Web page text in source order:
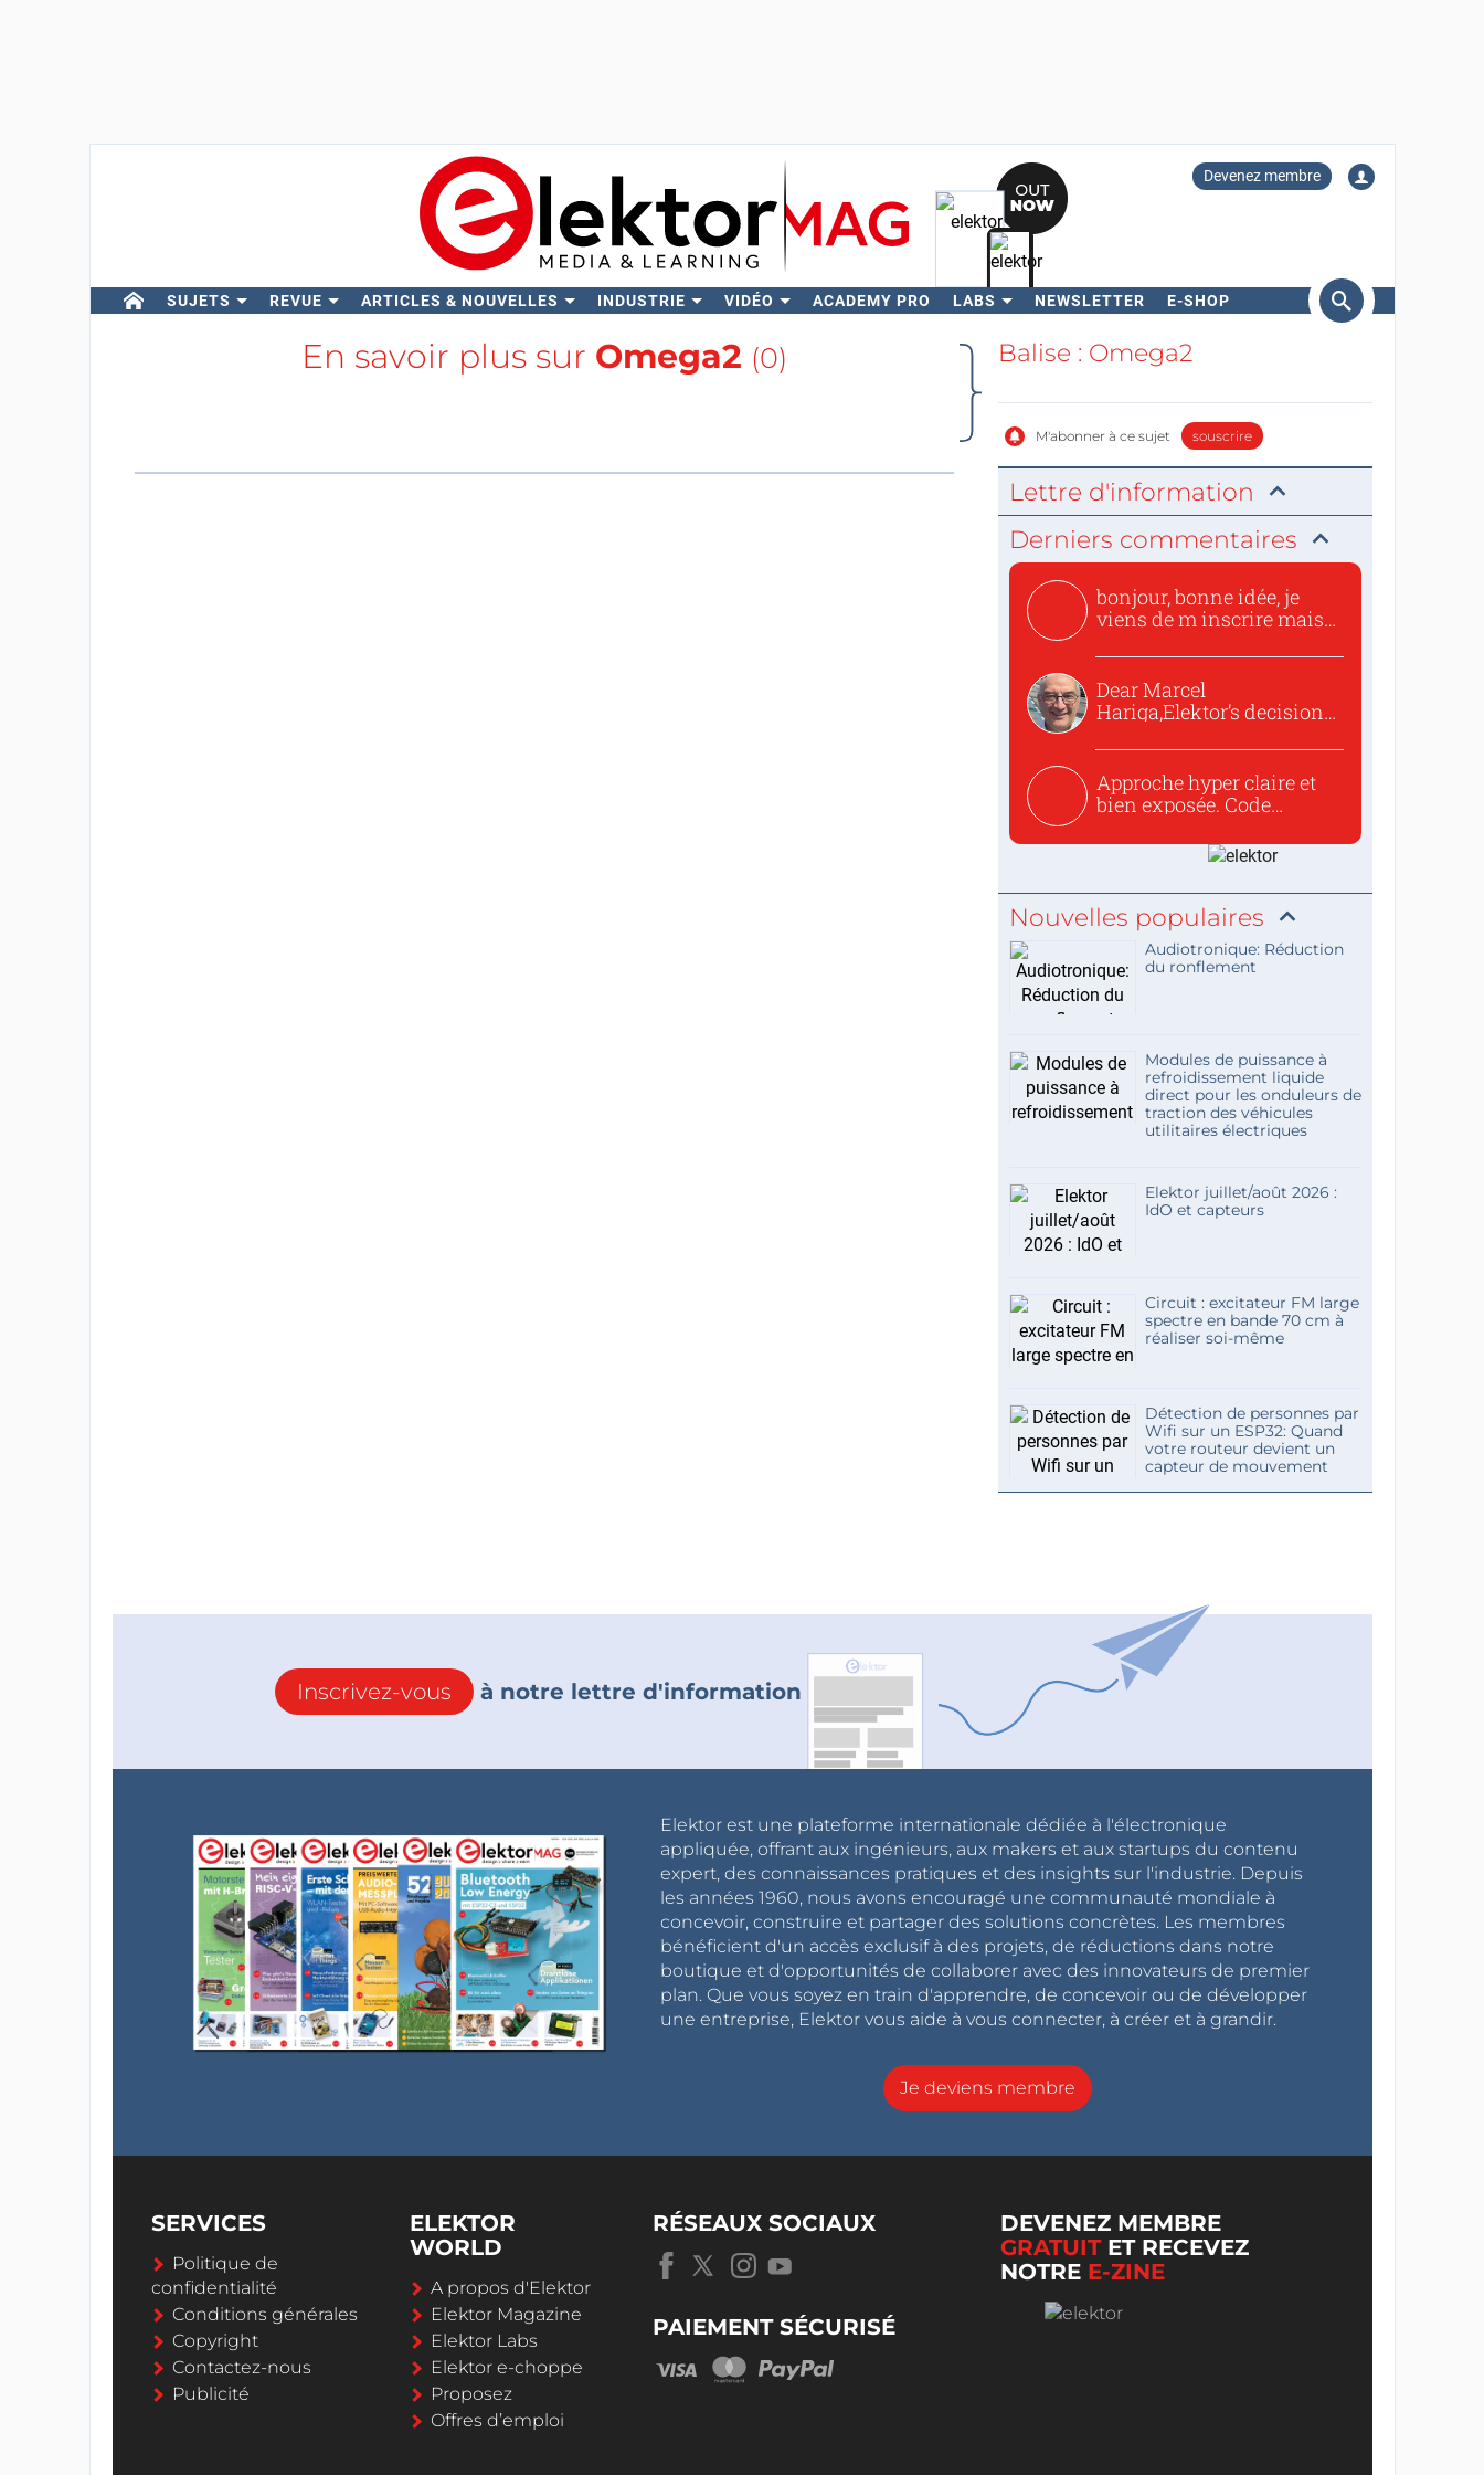
Devenez membre
SUJETS REVUE ARTICLES & NOUVELLES INDUSTRIE VIDÉO ACADEMY PRO LABS NEWSLETTER E-SHOP
Rechercher
En savoir plus sur Omega2 (0) Balise : Omega2
M'abonner à ce sujet souscrire
Lettre d'information
Derniers commentaires
bonjour, bonne idée, je
viens de m inscrire mais
Dear Marcel
Hariga,Elektor’s decision
Approche hyper claire et
bien exposée. Code
Nouvelles populaires
Audiotronique: Réduction
du ronflement
Modules de puissance à
refroidissement liquide
direct pour les onduleurs de
traction des véhicules
utilitaires électriques
Elektor juillet/août 2026 :
IdO et capteurs
Circuit : excitateur FM large
spectre en bande 70 cm à
réaliser soi-même
Détection de personnes par
Wifi sur un ESP32: Quand
votre routeur devient un
capteur de mouvement
Inscrivez-vous à notre lettre d'information
Elektor est une plateforme internationale dédiée à l'électronique
appliquée, offrant aux ingénieurs, aux makers et aux startups du contenu
expert, des connaissances pratiques et des insights sur l'industrie. Depuis
les années 1960, nous avons encouragé une communauté mondiale à
concevoir, construire et partager des solutions concrètes. Les membres
bénéficient d'un accès exclusif à des projets, de réductions dans notre
boutique et d'opportunités de collaborer avec des innovateurs de premier
plan. Que vous soyez en train d'apprendre, de concevoir ou de développer
une entreprise, Elektor vous aide à vous connecter, à créer et à grandir.
Je deviens membre
SERVICES
Politique de
confidentialité
Conditions générales
Copyright
Contactez-nous
Publicité
ELEKTOR
WORLD
A propos d'Elektor
Elektor Magazine
Elektor Labs
Elektor e-choppe
Proposez
Offres d’emploi
RÉSEAUX SOCIAUX
PAIEMENT SÉCURISÉ
DEVENEZ MEMBRE
GRATUITET RECEVEZ
NOTRE E-ZINE